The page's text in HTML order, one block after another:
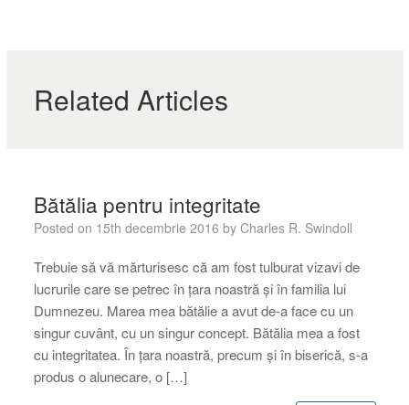
Related Articles
Bătălia pentru integritate
Posted on 15th decembrie 2016 by Charles R. Swindoll
Trebuie să vă mărturisesc că am fost tulburat vizavi de
lucrurile care se petrec în țara noastră și în familia lui
Dumnezeu. Marea mea bătălie a avut de-a face cu un
singur cuvânt, cu un singur concept. Bătălia mea a fost
cu integritatea. În țara noastră, precum și în biserică, s-a
produs o alunecare, o […]